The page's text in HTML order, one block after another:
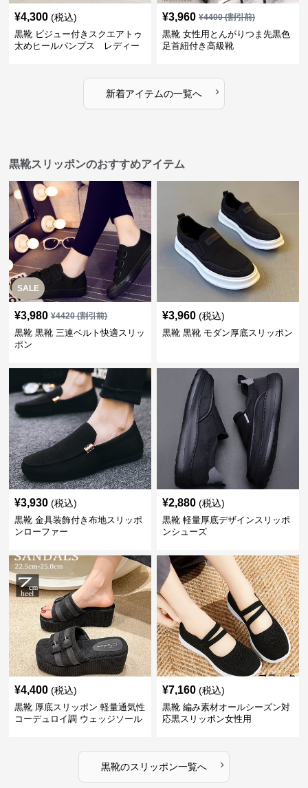
¥4,300 (税込)
黒靴 ビジュー付きスクエアトゥ
太めヒールパンプス レディー
¥3,960 ¥4400(割引前)
黒靴 女性用とんがりつま先黒色
足首紐付き高級靴
新着アイテムの一覧へ ›
黒靴スリッポンのおすすめアイテム
SALE
¥3,980 ¥4420(割引前)
黒靴 黒靴 三連ベルト快適スリッ
ポン
¥3,960 (税込)
黒靴 黒靴 モダン厚底スリッポン
¥3,930 (税込)
黒靴 金具装飾付き布地スリッポ
ンローファー
¥2,880 (税込)
黒靴 軽量厚底デザインスリッポ
ンシューズ
¥4,400 (税込)
黒靴 厚底スリッポン 軽量通気性
コーデュロイ調 ウェッジソール
¥7,160 (税込)
黒靴 編み素材オールシーズン対
応黒スリッポン女性用
黒靴のスリッポン一覧へ ›